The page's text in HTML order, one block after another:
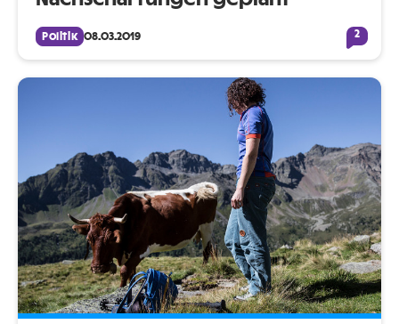
Politik 08.03.2019 2